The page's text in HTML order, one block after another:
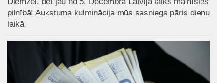
pilnībā! Aukstuma kulminācija mūs sasniegs pāris dienu
laikā